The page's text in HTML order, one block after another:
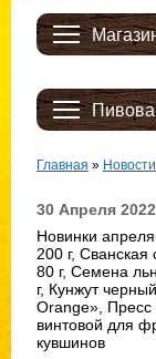
Главная » Новости
30 Апреля 2022
Новинки
200 г, Сванская
80 г, Семена
г, Кунжут
Orange», Пресс
винтовой для
кувшинов